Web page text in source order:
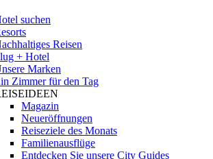
suchen
Reisen
+ Hotel
Marken
Zimmer für den Tag
Magazin
Neueröffnungen
Reiseziele des Monats
Familienausflüge
Entdecken Sie unsere City Guides